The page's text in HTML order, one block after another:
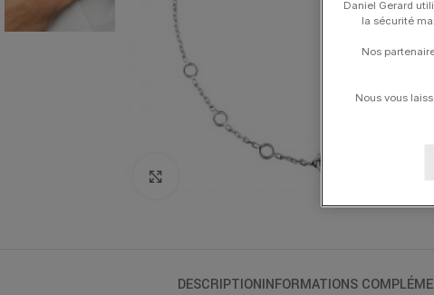
DESCRIPTIONINFORMATIONS
Daniel Gerard
la sécurité
Nos
Nous vous